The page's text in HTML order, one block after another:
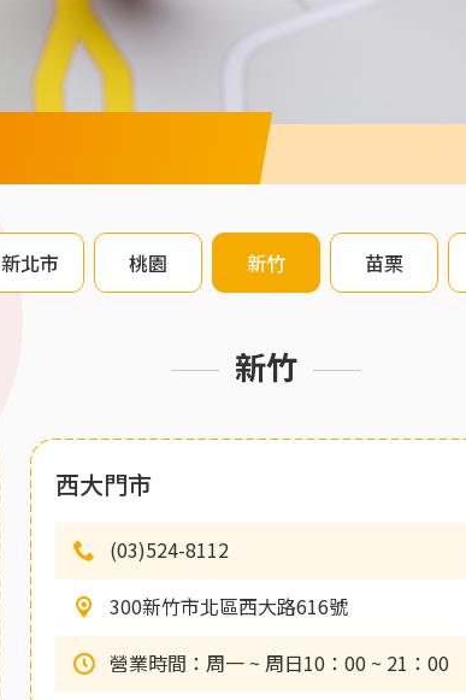
新北市 桃園 新竹 苗栗
新竹
西大門市
(03)524-8112
300新竹市北區西大路616號
營業時間：周一 ~ 周日10：00 ~ 21：00